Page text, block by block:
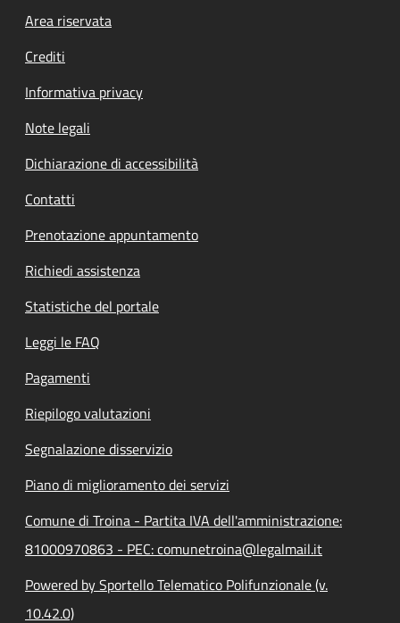
Footer menu
Area riservata
Crediti
Informativa privacy
Note legali
Dichiarazione di accessibilità
Contatti
Prenotazione appuntamento
Richiedi assistenza
Statistiche del portale
Leggi le FAQ
Pagamenti
Riepilogo valutazioni
Segnalazione disservizio
Piano di miglioramento dei servizi
Comune di Troina - Partita IVA dell'amministrazione:
81000970863 - PEC: comunetroina@legalmail.it
Powered by Sportello Telematico Polifunzionale (v.
10.42.0)